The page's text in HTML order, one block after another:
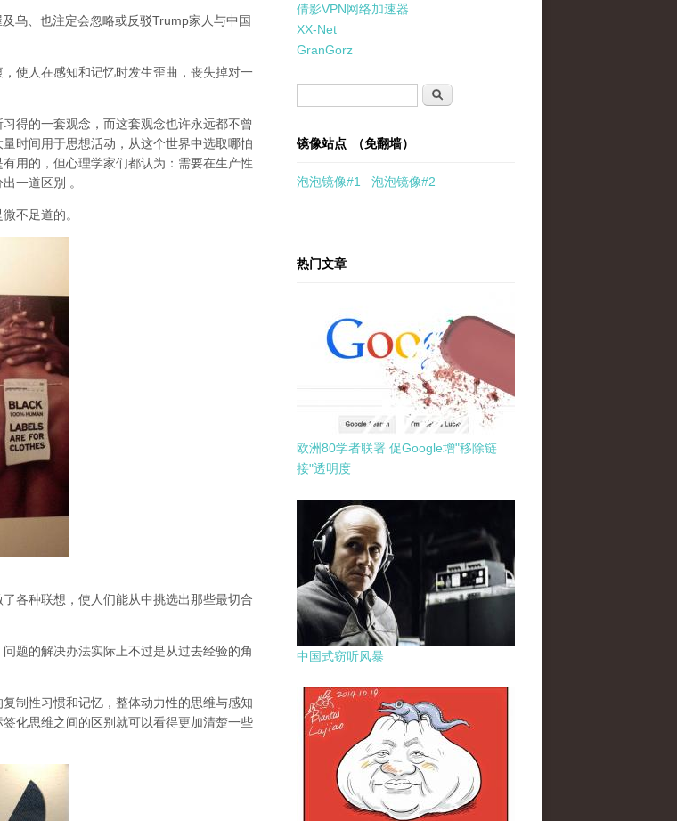
乌、也注定会忽略或反驳Trump家人与中国
使人在感知和记忆时发生歪曲，丧失掉对一
得的一套观念，而这套观念也许永远都不曾
时间用于思想活动，从这个世界中选取哪怕
用的，但心理学家们都认为： 需要在生产性
一道区别 。
不足道的。
各种联想，使人们能从中挑选出那些最切合
题的解决办法实际上不过是从过去经验的角
制性习惯和记忆，整体动力性的思维与感知
化思维之间的区别就可以看得更加清楚一些
倩影VPN网络加速器
XX-Net
GranGorz
搜索
镜像站点 （免翻墙）
泡泡镜像#1 泡泡镜像#2
热门文章
欧洲80学者联署 促Google增"移除链
接"透明度
中国式窃听风暴